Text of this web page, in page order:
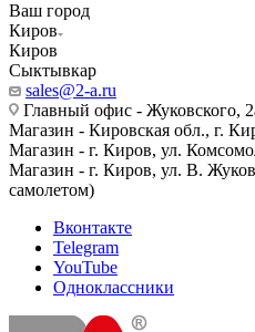
Ваш город
Киров
Киров
Сыктывкар
sales@2-a.ru
Главный офис - Жуковского,
Магазин - Кировская обл., г.
Магазин - г. Киров, ул.
Магазин - г. Киров, ул. В.
самолетом)
Вконтакте
Telegram
YouTube
Одноклассники